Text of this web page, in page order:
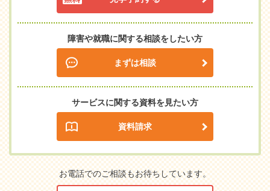
障害や就職に関する相談をしたい方
まずは相談
サービスに関する資料を見たい方
資料請求
お電話でのご相談もお待ちしています。